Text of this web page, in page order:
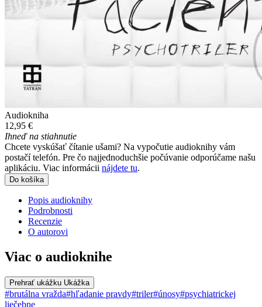
Audiokniha
12,95 €
Ihneď na stiahnutie
Chcete vyskúšať čítanie ušami? Na vypočutie audioknihy vám
postačí telefón. Pre čo najjednoduchšie počúvanie odporúčame našu
aplikáciu. Viac informácii nájdete tu.
Do košíka
Popis audioknihy
Podrobnosti
Recenzie
O autorovi
Viac o audioknihe
Prehrať ukážku Ukážka
#brutálna vražda#hľadanie pravdy#triler#únosy#psychiatrickej
liečebne